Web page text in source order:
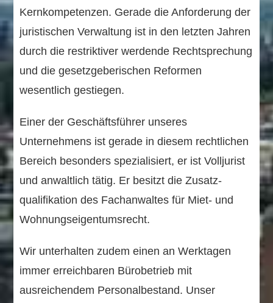
Kernkompetenzen. Gerade die Anforderung der
juristischen Verwaltung ist in den letzten Jahren
durch die restriktiver werdende Rechtsprechung
und die gesetzgeberischen Reformen
wesentlich gestiegen.
Einer der Geschäftsführer unseres
Unternehmens ist gerade in diesem rechtlichen
Bereich besonders spezialisiert, er ist Volljurist
und anwaltlich tätig. Er besitzt die Zusatz­
qualifikation des Fachanwaltes für Miet- und
Wohnungseigentumsrecht.
Wir unterhalten zudem einen an Werktagen
immer erreichbaren Bürobetrieb mit
ausreichendem Personalbestand. Unser